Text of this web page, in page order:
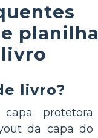
livro?
protetora
da capa do